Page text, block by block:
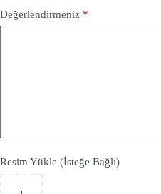
Değerlendirmeniz *
Resim Yükle (İsteğe Bağlı)